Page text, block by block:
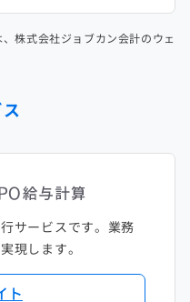
株式会社ジョブカン会計のウェ
サービスです。業務
現します。
ト